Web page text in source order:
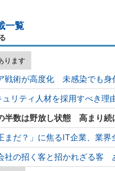
一覧
ります
戦術が高度化 未感染でも身
ュリティ人材を採用すべき
半数は野放し状態 高まり続
まだ？」に焦るIT企業、業
社の招く客と招かれざる客